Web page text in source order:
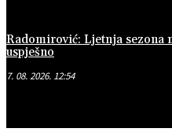
Radomirović: Ljetnja sezona
uspješno
7. 08. 2026. 12:54